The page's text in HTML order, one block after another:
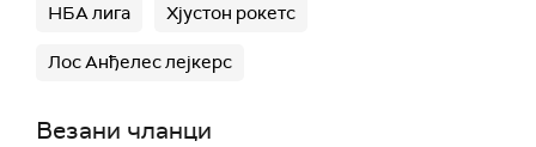
НБА лига Хјустон рокетс
Лос Анђелес лејкерс
Везани чланци